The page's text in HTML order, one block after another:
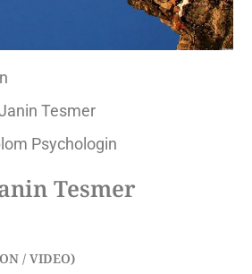
Tesmer
Psychologin
Tesmer
/ VIDEO)